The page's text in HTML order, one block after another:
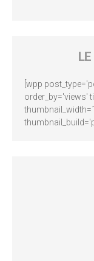
[wpp
order_by='views'